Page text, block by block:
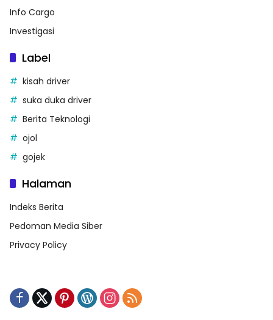
Info Cargo
Investigasi
Label
kisah driver
suka duka driver
Berita Teknologi
ojol
gojek
Halaman
Indeks Berita
Pedoman Media Siber
Privacy Policy